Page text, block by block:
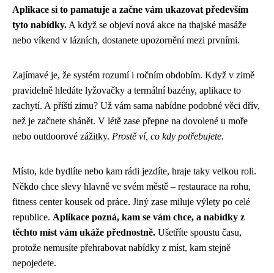
Aplikace si to pamatuje a začne vám ukazovat především
tyto nabídky. A když se objeví nová akce na thajské masáže
nebo víkend v lázních, dostanete upozornění mezi prvními.
Zajímavé je, že systém rozumí i ročním obdobím. Když v zimě
pravidelně hledáte lyžovačky a termální bazény, aplikace to
zachytí. A příští zimu? Už vám sama nabídne podobné věci dřív,
než je začnete shánět. V létě zase přepne na dovolené u moře
nebo outdoorové zážitky. Prostě ví, co kdy potřebujete.
Místo, kde bydlíte nebo kam rádi jezdíte, hraje taky velkou roli.
Někdo chce slevy hlavně ve svém městě – restaurace na rohu,
fitness center kousek od práce. Jiný zase miluje výlety po celé
republice. Aplikace pozná, kam se vám chce, a nabídky z
těchto míst vám ukáže přednostně. Ušetříte spoustu času,
protože nemusíte přehrabovat nabídky z míst, kam stejně
nepojedete.